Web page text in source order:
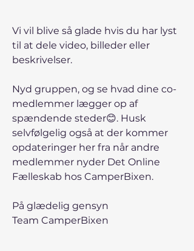
Vi vil blive så glade hvis du har lyst
til at dele video, billeder eller
beskrivelser.
Nyd gruppen, og se hvad dine co-
medlemmer lægger op af
spændende steder😊. Husk
selvfølgelig også at der kommer
opdateringer her fra når andre
medlemmer nyder Det Online
Fælleskab hos CamperBixen.
På glædelig gensyn
Team CamperBixen